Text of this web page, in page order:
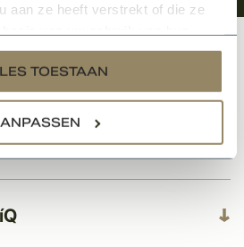
aan ze heeft verstrekt of die ze
TOESTAAN